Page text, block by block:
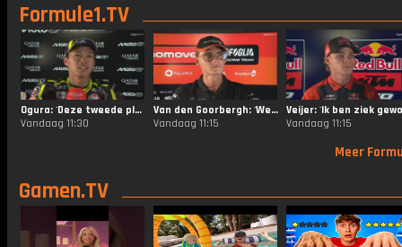
Formule1.TV
Ogura: 'Deze tweede plaats in de Sprint was perfect'
Vandaag 11:30
Van den Goorbergh: 'We staan hier, dat is het belangrijkste'
Vandaag 11:15
Vandaag 11:15
Meer
Gamen.TV